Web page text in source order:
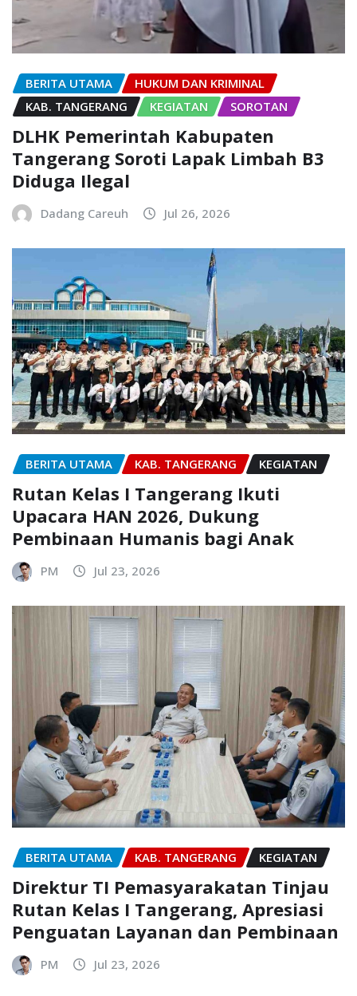
BERITA UTAMA
HUKUM DAN KRIMINAL
KAB. TANGERANG
KEGIATAN SOROTAN
DLHK Pemerintah Kabupaten
Tangerang Soroti Lapak Limbah B3
Diduga Ilegal
Dadang Careuh Jul 26, 2026
BERITA UTAMA KAB. TANGERANG KEGIATAN
Rutan Kelas I Tangerang Ikuti
Upacara HAN 2026, Dukung
Pembinaan Humanis bagi Anak
PM Jul 23, 2026
BERITA UTAMA KAB. TANGERANG KEGIATAN
Direktur TI Pemasyarakatan Tinjau
Rutan Kelas I Tangerang, Apresiasi
Penguatan Layanan dan Pembinaan
PM Jul 23, 2026